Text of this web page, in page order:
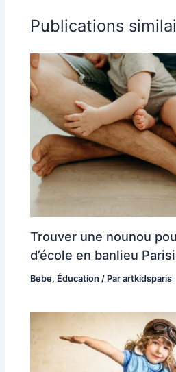
Publications
Trouver une nounou
d’école en banlieu
Bebe, Éducation / Parartkidsparis